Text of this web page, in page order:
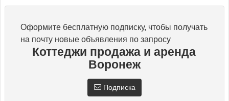
Оформите бесплатную подписку, чтобы получать
на почту новые объявления по запросу
Коттеджи продажа и аренда
Воронеж
Подписка